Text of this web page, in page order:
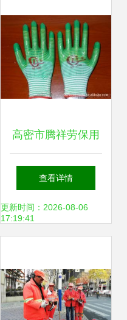
高密市腾祥劳保用
品厂 深耕劳保领
域，守护职业安全
查看详情
更新时间：2026-08-06
17:19:41